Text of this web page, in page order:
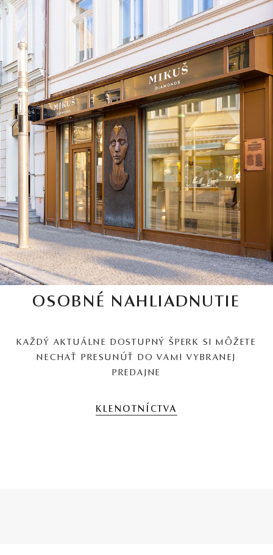
OSOBNÉ NAHLIADNUTIE
KAŽDÝ AKTUÁLNE DOSTUPNÝ ŠPERK SI MÔŽETE
NECHAŤ PRESUNÚŤ DO VAMI VYBRANEJ
PREDAJNE
KLENOTNÍCTVA